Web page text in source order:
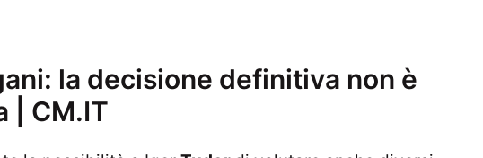
la decisione definitiva non è
| CM.IT